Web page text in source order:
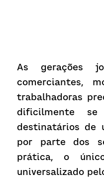
As gerações
comerciantes,
trabalhadoras
dificilmente se
destinatários de
por parte dos
prática, o
universalizado